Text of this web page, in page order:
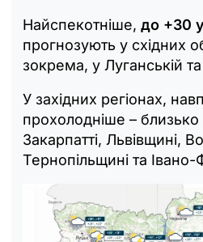
Найспекотніше, до +30
прогнозують у східних
зокрема, у Луганській
У західних регіонах,
прохолодніше – близько
Закарпатті, Львівщині,
Тернопільщині та Івано-